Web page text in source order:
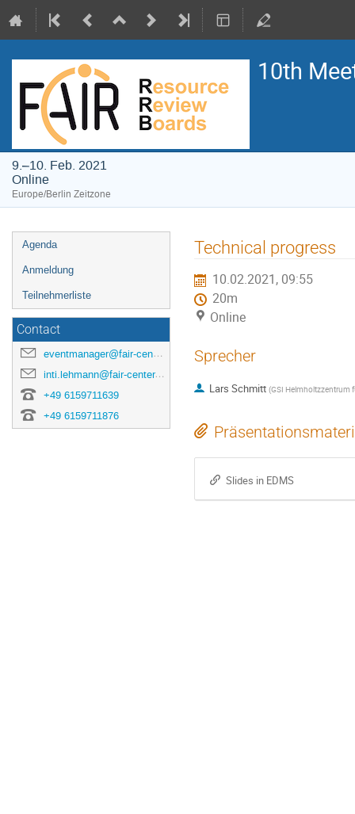
10th
9.–10. Feb. 2021
Online
Europe/Berlin Zeitzone
Veranstaltungsmenü
Agenda
Anmeldung
Teilnehmerliste
Contact
eventmanager@fair-center.eu
inti.lehmann@fair-center.eu
+49 6159711639
+49 6159711876
Technical progress
10.02.2021, 09:55
20m
Online
Sprecher
Lars Schmitt (GSI Helmholtzzentrum
Slides in EDMS